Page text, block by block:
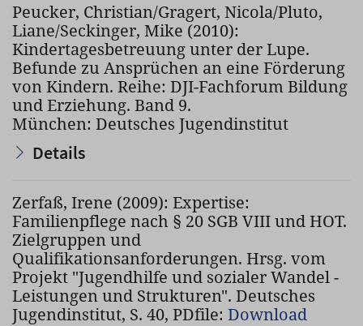
Peucker, Christian/Gragert, Nicola/Pluto,
Liane/Seckinger, Mike (2010):
Kindertagesbetreuung unter der Lupe.
Befunde zu Ansprüchen an eine Förderung
von Kindern. Reihe: DJI-Fachforum Bildung
und Erziehung. Band 9.
München: Deutsches Jugendinstitut
Details
Zerfaß, Irene (2009): Expertise:
Familienpflege nach § 20 SGB VIII und HOT.
Zielgruppen und
Qualifikationsanforderungen. Hrsg. vom
Projekt "Jugendhilfe und sozialer Wandel -
Leistungen und Strukturen". Deutsches
Jugendinstitut, S. 40, PDfile: Download